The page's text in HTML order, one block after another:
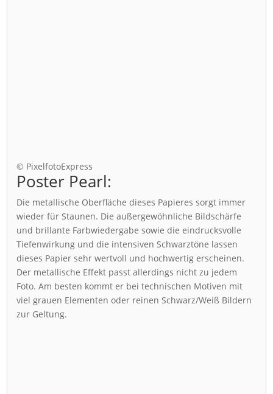
© PixelfotoExpress
Poster Pearl:
Die metallische Oberfläche dieses Papieres sorgt immer
wieder für Staunen. Die außergewöhnliche Bildschärfe
und brillante Farbwiedergabe sowie die eindrucksvolle
Tiefenwirkung und die intensiven Schwarztöne lassen
dieses Papier sehr wertvoll und hochwertig erscheinen.
Der metallische Effekt passt allerdings nicht zu jedem
Foto. Am besten kommt er bei technischen Motiven mit
viel grauen Elementen oder reinen Schwarz/Weiß Bildern
zur Geltung.